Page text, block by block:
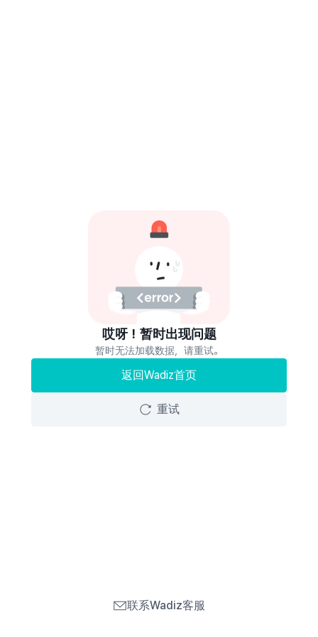
哎呀！暂时出现问题
暂时无法加载数据，请重试。
返回Wadiz首页
重试
联系Wadiz客服